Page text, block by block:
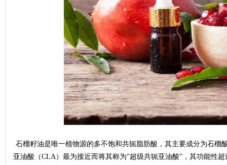
石榴籽油是唯一植物源的多不饱和共轭脂肪酸，其主要成分为石榴
亚油酸（CLA）最为接近而将其称为”超级共轭亚油酸”，其功能性